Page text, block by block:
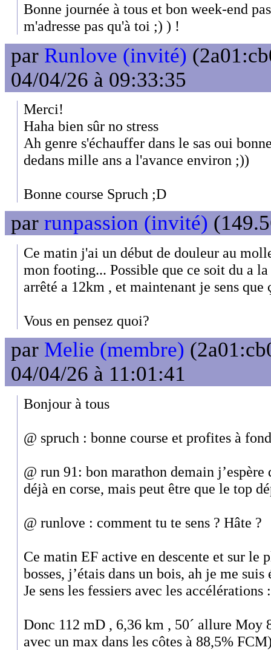
Bonne journée à tous et bon week-end
m'adresse pas qu'à toi ;) ) !
par Runlove (invité)
04/04/26 à 09:33:35
Merci!
Haha bien sûr no stress
Ah genre s'échauffer dans le sas oui
dedans mille ans a l'avance environ ;))
Bonne course Spruch ;D
par runpassion (invité)
Ce matin j'ai un début de douleur au
mon footing... Possible que ce soit du a
arrêté a 12km , et maintenant je sens que
Vous en pensez quoi?
par Melie (membre)
04/04/26 à 11:01:41
Bonjour à tous
@ spruch : bonne course et profites à
@ run 91: bon marathon demain
déjà en corse, mais peut être que le top
@ runlove : comment tu te sens ? Hâte ?
Ce matin EF active en descente et sur le
bosses, j’étais dans un bois, ah je me suis
Je sens les fessiers avec les accélérations
Donc 112 mD , 6,36 km , 50´ allure Moy
avec un max dans les côtes à 88,5%